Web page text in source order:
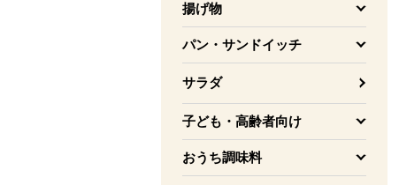
揚げ物
を開く
パン・サンドイッチ
を開く
サラダ
子ども・高齢者向け
を開く
おうち調味料
を開く